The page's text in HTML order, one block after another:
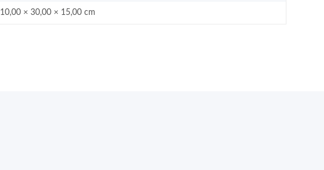
10,00 × 30,00 × 15,00 cm